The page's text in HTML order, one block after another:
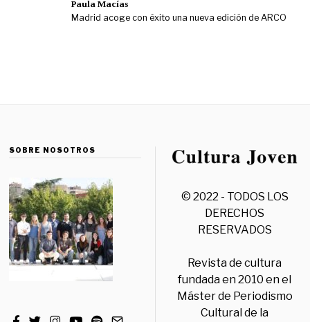
Paula Macías
Madrid acoge con éxito una nueva edición de ARCO
SOBRE NOSOTROS
© 2022 - TODOS LOS
DERECHOS
RESERVADOS
Revista de cultura
fundada en 2010 en el
Máster de Periodismo
Cultural de la